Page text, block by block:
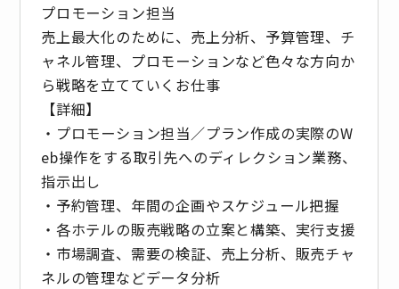
プロモーション担当
売上最大化のために、売上分析、予算管理、チ
ャネル管理、プロモーションなど色々な方向か
ら戦略を立てていくお仕事
【詳細】
・プロモーション担当／プラン作成の実際のW
eb操作をする取引先へのディレクション業務、
指示出し
・予約管理、年間の企画やスケジュール把握
・各ホテルの販売戦略の立案と構築、実行支援
・市場調査、需要の検証、売上分析、販売チャ
ネルの管理などデータ分析